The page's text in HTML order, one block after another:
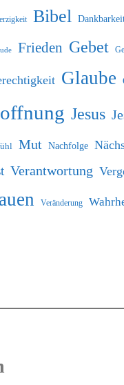
Bibel
Frieden Gebet
Glaube
Jesus
Mut Nachfolge
Verantwortung
Veränderung